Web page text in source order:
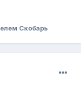
Скобарь